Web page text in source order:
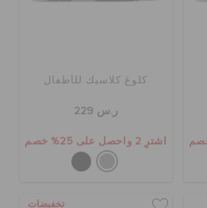
كلوغ كلاسيك للأطفال
ر.س 229
اشترِ 2 واحصل على 25% خصم
تخفيضات